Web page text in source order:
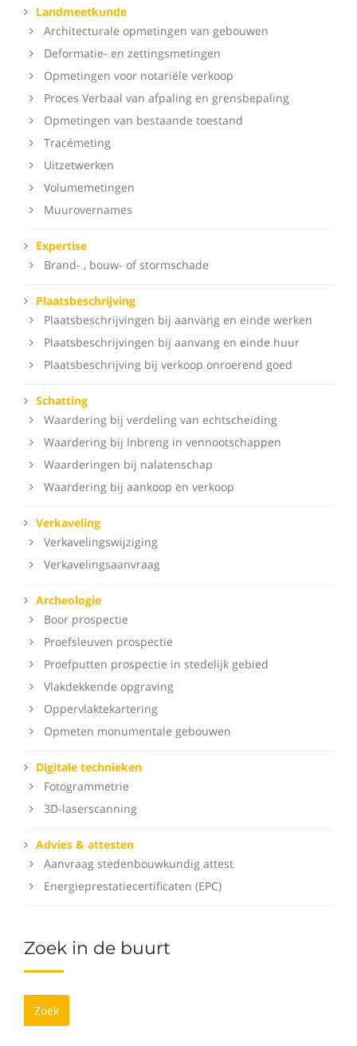
Landmeetkunde
Architecturale opmetingen van gebouwen
Deformatie- en zettingsmetingen
Opmetingen voor notariële verkoop
Proces Verbaal van afpaling en grensbepaling
Opmetingen van bestaande toestand
Tracémeting
Uitzetwerken
Volumemetingen
Muurovernames
Expertise
Brand- , bouw- of stormschade
Plaatsbeschrijving
Plaatsbeschrijvingen bij aanvang en einde werken
Plaatsbeschrijvingen bij aanvang en einde huur
Plaatsbeschrijving bij verkoop onroerend goed
Schatting
Waardering bij verdeling van echtscheiding
Waardering bij Inbreng in vennootschappen
Waarderingen bij nalatenschap
Waardering bij aankoop en verkoop
Verkaveling
Verkavelingswijziging
Verkavelingsaanvraag
Archeologie
Boor prospectie
Proefsleuven prospectie
Proefputten prospectie in stedelijk gebied
Vlakdekkende opgraving
Oppervlaktekartering
Opmeten monumentale gebouwen
Digitale technieken
Fotogrammetrie
3D-laserscanning
Advies & attesten
Aanvraag stedenbouwkundig attest
Energieprestatiecertificaten (EPC)
Zoek in de buurt
Zoek